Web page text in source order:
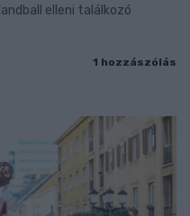
elleni találkozó
1 hozzászólás